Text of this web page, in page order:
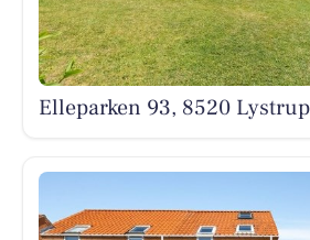
Elleparken 93, 8520 Lystrup